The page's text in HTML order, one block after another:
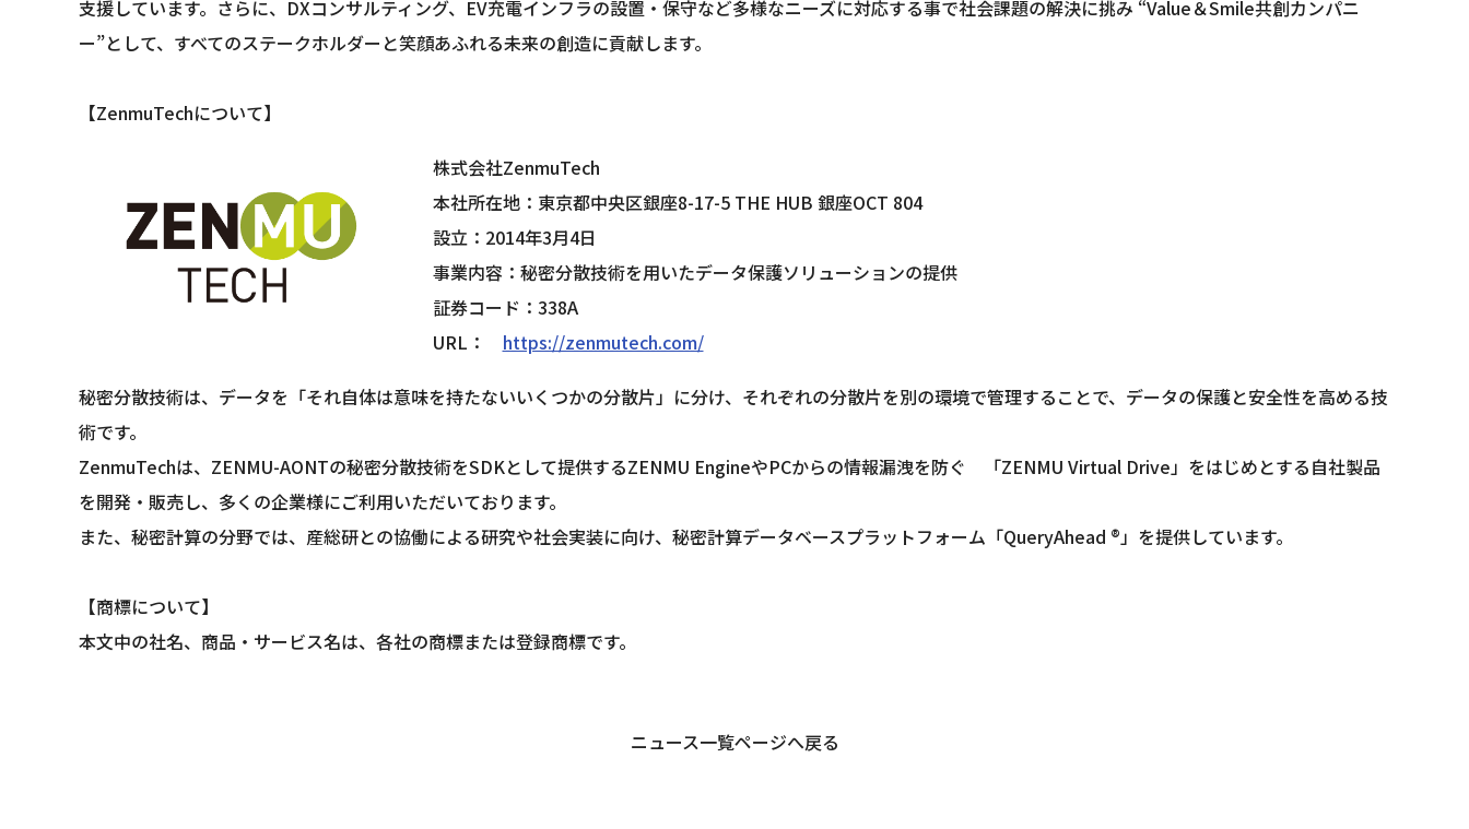
支援しています。さらに、DXコンサルティング、EV充電インフラの設置・保守など多様なニーズに対応する事で社会課題の解決に挑み “Value＆Smile共創カンパニ
ー”として、すべてのステークホルダーと笑顔あふれる未来の創造に貢献します。
【ZenmuTechについて】
株式会社ZenmuTech
本社所在地：東京都中央区銀座8-17-5 THE HUB 銀座OCT 804
設立：2014年3月4日
事業内容：秘密分散技術を用いたデータ保護ソリューションの提供
証券コード：338A
URL： https://zenmutech.com/
秘密分散技術は、データを「それ自体は意味を持たないいくつかの分散片」に分け、それぞれの分散片を別の環境で管理することで、データの保護と安全性を高める技
術です。
ZenmuTechは、ZENMU-AONTの秘密分散技術をSDKとして提供するZENMU EngineやPCからの情報漏洩を防ぐ　「ZENMU Virtual Drive」をはじめとする自社製品
を開発・販売し、多くの企業様にご利用いただいております。
また、秘密計算の分野では、産総研との協働による研究や社会実装に向け、秘密計算データベースプラットフォーム「QueryAhead ®」を提供しています。
【商標について】
本文中の社名、商品・サービス名は、各社の商標または登録商標です。
ニュース一覧ページへ戻る